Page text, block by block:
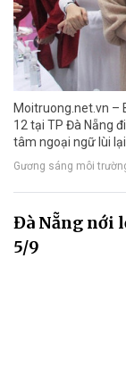
Moitruong.net.vn –
12 tại TP Đà Nẵng
tâm ngoại ngữ lùi
Gương sáng môi
Đà Nẵng nới
5/9